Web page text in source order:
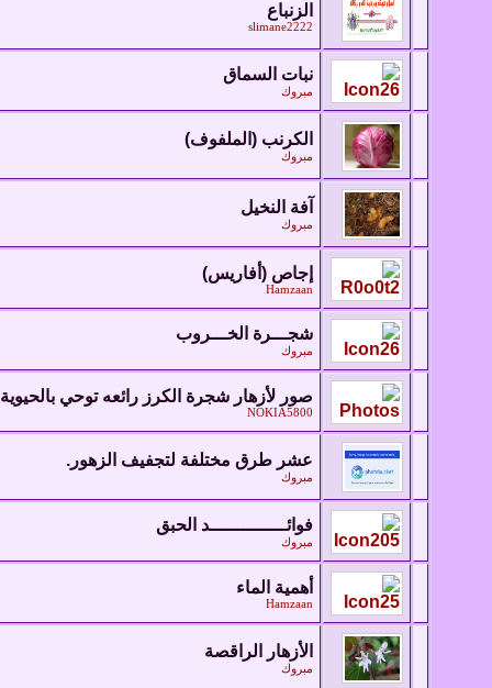
الزنباع
slimane2222
نبات السماق
مبروك
الكرنب (الملفوف)
مبروك
آفة النخيل
مبروك
إجاص (أفاريس)
Hamzaan
شجـــرة الخـــروب
مبروك
صور لأزهار شجرة الكرز رائعه توحي
NOKIA5800
عشر طرق مختلفة لتجفيف الزهور.
مبروك
فوائــــــــــــــد الحبق
مبروك
أهمية الماء
Hamzaan
الأزهار الراقصة
مبروك